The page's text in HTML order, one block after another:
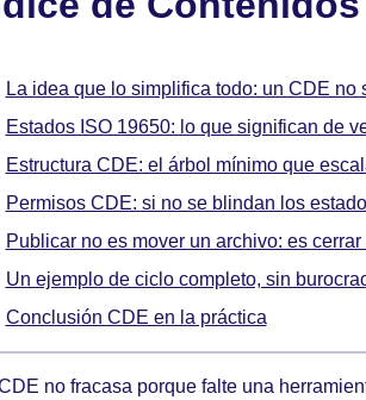
La idea que lo simplifica todo: un CDE
Estados ISO 19650: lo que significan de
Estructura CDE: el árbol mínimo que
Permisos CDE: si no se blindan los
Publicar no es mover un archivo: es
Un ejemplo de ciclo completo, sin
Conclusión CDE en la práctica
no fracasa porque falte una